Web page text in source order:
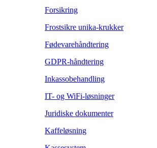
Forsikring
Frostsikre unika-krukker
Fødevarehåndtering
GDPR-håndtering
Inkassobehandling
IT- og WiFi-løsninger
Juridiske dokumenter
Kaffeløsning